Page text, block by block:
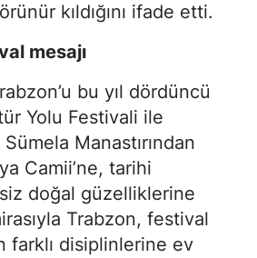
kıldığını ifade etti.
mesajı
bu yıl dördüncü
Yolu Festivali ile
Manastırından
Camii’ne, tarihi
doğal güzelliklerine
Trabzon, festival
farklı disiplinlerine ev